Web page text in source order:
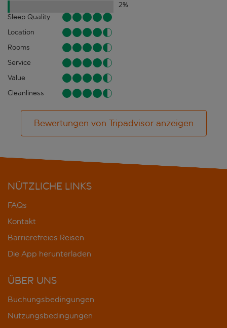
2%
Sleep Quality
Location
Rooms
Service
Value
Cleanliness
Bewertungen von Tripadvisor anzeigen
NÜTZLICHE LINKS
FAQs
Kontakt
Barrierefreies Reisen
Die App herunterladen
ÜBER UNS
Buchungsbedingungen
Nutzungsbedingungen